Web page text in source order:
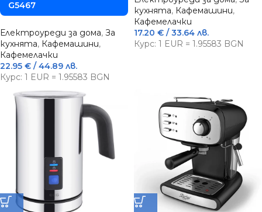
G5467
Електроуреди за дома, За
кухнята, Кафемашини,
Кафемелачки
22.95 € / 44.89 лв.
Курс: 1 EUR = 1.95583 BGN
кухнята, Кафемашини,
Кафемелачки
17.20 € / 33.64 лв.
Курс: 1 EUR = 1.95583 BGN